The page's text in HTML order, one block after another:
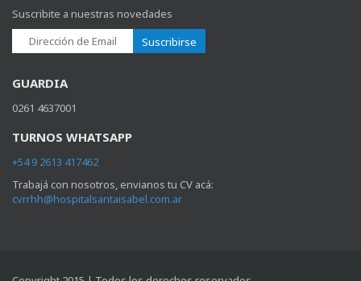
Suscribite a nuestras novedades
Suscribirse
GUARDIA
0261 4637001
TURNOS WHATSAPP
+54 9 2613 417462
Trabajá con nosotros, envianos tu CV acá:
cvrrhh@hospitalsantaisabel.com.ar